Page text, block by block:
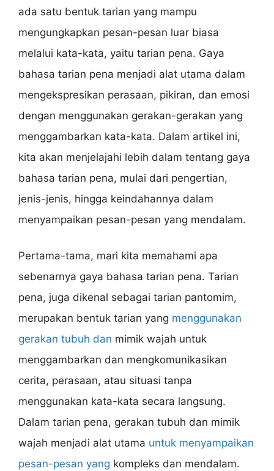
ada satu bentuk tarian yang mampu
mengungkapkan pesan-pesan luar biasa
melalui kata-kata, yaitu tarian pena. Gaya
bahasa tarian pena menjadi alat utama dalam
mengekspresikan perasaan, pikiran, dan emosi
dengan menggunakan gerakan-gerakan yang
menggambarkan kata-kata. Dalam artikel ini,
kita akan menjelajahi lebih dalam tentang gaya
bahasa tarian pena, mulai dari pengertian,
jenis-jenis, hingga keindahannya dalam
menyampaikan pesan-pesan yang mendalam.
Pertama-tama, mari kita memahami apa
sebenarnya gaya bahasa tarian pena. Tarian
pena, juga dikenal sebagai tarian pantomim,
merupakan bentuk tarian yang menggunakan
gerakan tubuh dan mimik wajah untuk
menggambarkan dan mengkomunikasikan
cerita, perasaan, atau situasi tanpa
menggunakan kata-kata secara langsung.
Dalam tarian pena, gerakan tubuh dan mimik
wajah menjadi alat utama untuk menyampaikan
pesan-pesan yang kompleks dan mendalam.